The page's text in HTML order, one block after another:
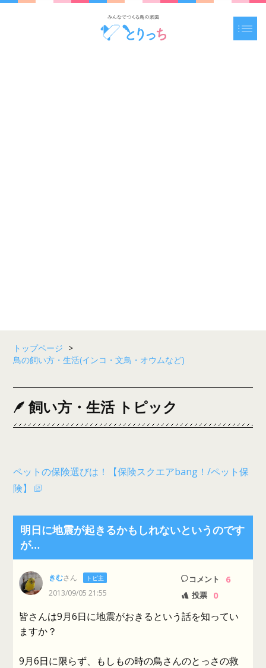
トップページ >
鳥の飼い方・生活(インコ・文鳥・オウムなど)
飼い方・生活 トピック
ペットの保険選びは！【保険スクエアbang！/ペット保
険】
明日に地震が起きるかもしれないというのです
が…
きむさん トピ主
2013/09/05 21:55
コメント 6
投票 0
皆さんは9月6日に地震がおきるという話を知ってい
ますか？
9月6日に限らず、もしもの時の鳥さんのとっさの救